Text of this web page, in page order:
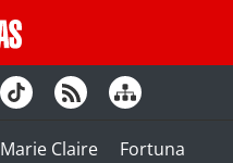
Marie Claire
Fortuna